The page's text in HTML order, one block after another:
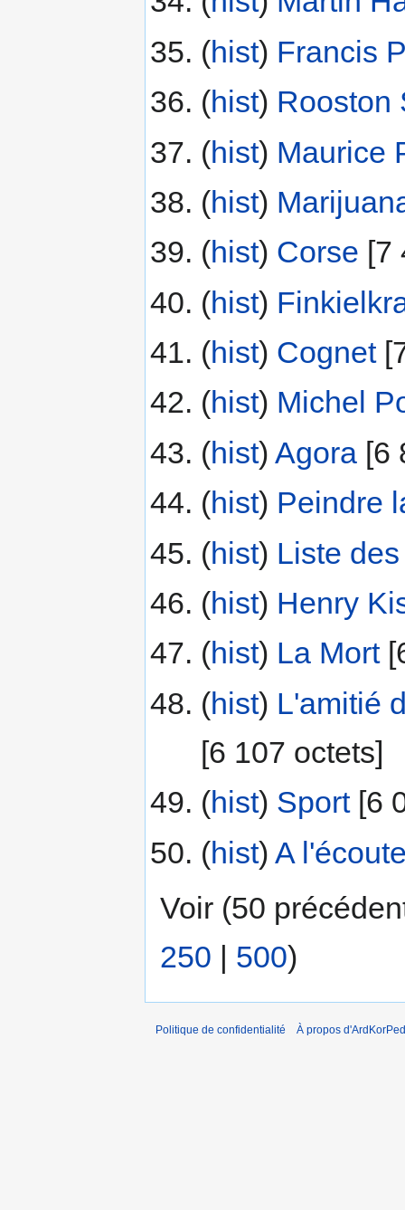
(hist) ‎ Francis
(hist) ‎ Rooston
(hist) ‎ Maurice
(hist) ‎
(hist) ‎ Corse ‎[7
(hist) ‎
(hist) ‎ Cognet
(hist) ‎ Michel
(hist) ‎ Agora‎[6
(hist) ‎ Peindre
(hist) ‎ Liste
(hist) ‎ Henry
(hist) ‎ La Mort
(hist) ‎ L'amitié
‎[6 107 octets]
(hist) ‎ Sport‎[6
(hist) ‎ A
Voir (50
250 | 500)
Politique de confidentialité À propos